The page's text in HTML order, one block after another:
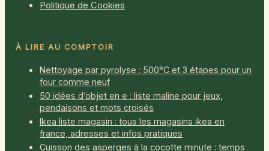
Politique de Cookies
À LIRE AU COMPTOIR
Nettoyage par pyrolyse : 500°C et 3 étapes pour un
four comme neuf
50 idées d’objet en e : liste maline pour jeux,
pendaisons et mots croisés
Ikea liste magasin : tous les magasins ikea en
france, adresses et infos pratiques
Cuisson des asperges à la cocotte minute : temps